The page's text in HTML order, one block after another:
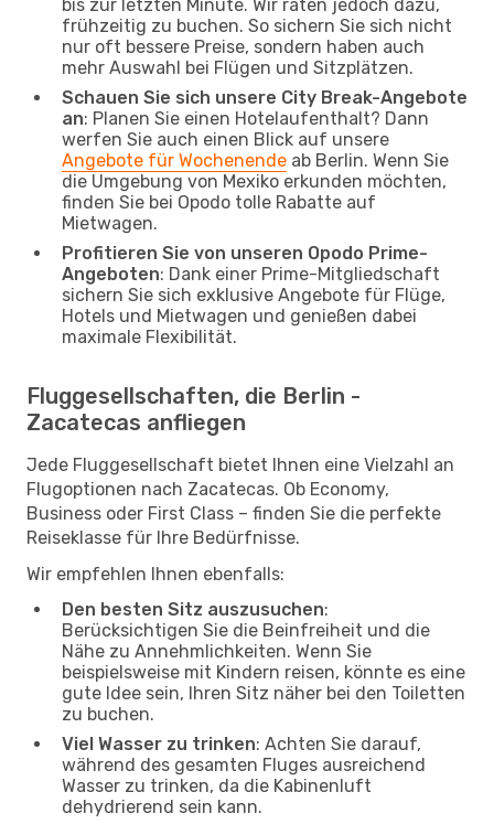
bis zur letzten Minute. Wir raten jedoch dazu,
frühzeitig zu buchen. So sichern Sie sich nicht
nur oft bessere Preise, sondern haben auch
mehr Auswahl bei Flügen und Sitzplätzen.
Schauen Sie sich unsere City Break-Angebote
an: Planen Sie einen Hotelaufenthalt? Dann
werfen Sie auch einen Blick auf unsere
Angebote für Wochenende ab Berlin. Wenn Sie
die Umgebung von Mexiko erkunden möchten,
finden Sie bei Opodo tolle Rabatte auf
Mietwagen.
Profitieren Sie von unseren Opodo Prime-
Angeboten: Dank einer Prime-Mitgliedschaft
sichern Sie sich exklusive Angebote für Flüge,
Hotels und Mietwagen und genießen dabei
maximale Flexibilität.
Fluggesellschaften, die Berlin -
Zacatecas anfliegen
Jede Fluggesellschaft bietet Ihnen eine Vielzahl an
Flugoptionen nach Zacatecas. Ob Economy,
Business oder First Class – finden Sie die perfekte
Reiseklasse für Ihre Bedürfnisse.
Wir empfehlen Ihnen ebenfalls:
Den besten Sitz auszusuchen:
Berücksichtigen Sie die Beinfreiheit und die
Nähe zu Annehmlichkeiten. Wenn Sie
beispielsweise mit Kindern reisen, könnte es eine
gute Idee sein, Ihren Sitz näher bei den Toiletten
zu buchen.
Viel Wasser zu trinken: Achten Sie darauf,
während des gesamten Fluges ausreichend
Wasser zu trinken, da die Kabinenluft
dehydrierend sein kann.